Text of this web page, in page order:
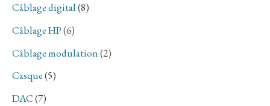
Câblage digital(8)
Câblage HP(6)
Câblage modulation(2)
Casque(5)
DAC(7)